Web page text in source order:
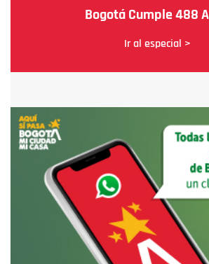
Bogotá Cumple 488
Ir al especial >